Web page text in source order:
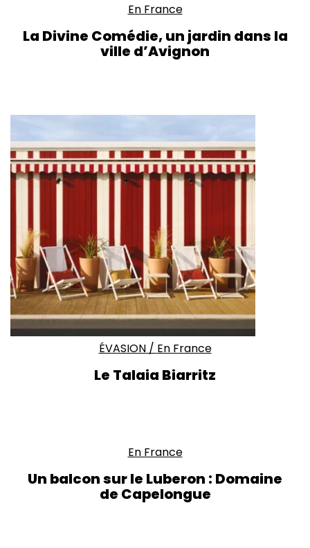
En France
La Divine Comédie, un jardin dans la
ville d’Avignon
ÉVASION/ En France
Le Talaia Biarritz
En France
Un balcon sur le Luberon : Domaine
de Capelongue